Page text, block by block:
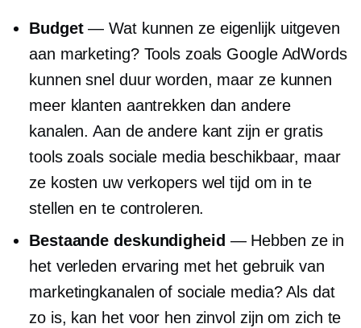
Budget— Wat kunnen ze eigenlijk uitgeven
aan marketing? Tools zoals Google AdWords
kunnen snel duur worden, maar ze kunnen
meer klanten aantrekken dan andere
kanalen. Aan de andere kant zijn er gratis
tools zoals sociale media beschikbaar, maar
ze kosten uw verkopers wel tijd om in te
stellen en te controleren.
Bestaande deskundigheid — Hebben ze in
het verleden ervaring met het gebruik van
marketingkanalen of sociale media? Als dat
zo is, kan het voor hen zinvol zijn om zich te